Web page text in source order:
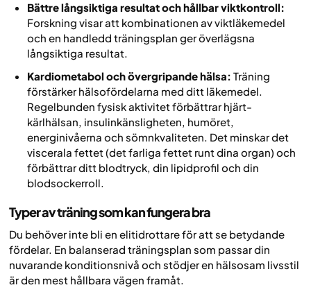
Bättre långsiktiga resultat och hållbar viktkontroll:
Forskning visar att kombinationen av viktläkemedel
och en handledd träningsplan ger överlägsna
långsiktiga resultat.
Kardiometabol och övergripande hälsa: Träning
förstärker hälsofördelarna med ditt läkemedel.
Regelbunden fysisk aktivitet förbättrar hjärt-
kärlhälsan, insulinkänsligheten, humöret,
energinivåerna och sömnkvaliteten. Det minskar det
viscerala fettet (det farliga fettet runt dina organ) och
förbättrar ditt blodtryck, din lipidprofil och din
blodsockerroll.
Typer av träning som kan fungera bra
Du behöver inte bli en elitidrottare för att se betydande
fördelar. En balanserad träningsplan som passar din
nuvarande konditionsnivå och stödjer en hälsosam livsstil
är den mest hållbara vägen framåt.